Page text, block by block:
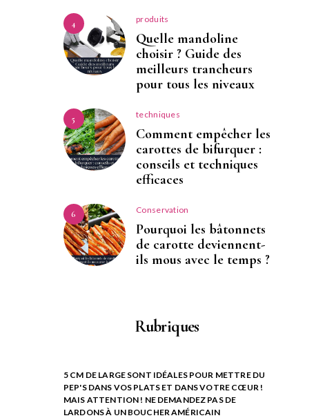
4 produits
Quelle mandoline
choisir ? Guide des
meilleurs trancheurs
pour tous les niveaux
5 techniques
Comment empêcher les
carottes de bifurquer :
conseils et techniques
efficaces
6 Conservation
Pourquoi les bâtonnets
de carotte deviennent-
ils mous avec le temps ?
Rubriques
5 CM DE LARGE SONT IDÉALES POUR METTRE DU
PEP'S DANS VOS PLATS ET DANS VOTRE CŒUR !
MAIS ATTENTION ! NE DEMANDEZ PAS DE
LARDONS À UN BOUCHER AMÉRICAIN